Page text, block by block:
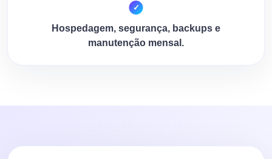
Hospedagem, segurança, backups e
manutenção mensal.